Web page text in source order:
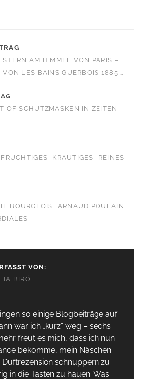
STERN AM HIMMEL VON PARIS –
LES BAINS GUERBOIS 1885 …
OF SCHUTZMASKEN IN ZEITEN
FRUCHTIGES KRAUTIGES
REINES
BOURGEOIS
ARNAUD POULAIN
VON:
BIRÓ
so einige Blogbeiträge auf
war ich „kurz“ weg – sechs
freut es mich, dass ich nun
bekomme, mein Näschen
Duftrezension schnuppern zu
in die Tasten zu hauen. Was